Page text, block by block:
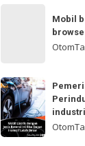
&
Sumber:
detikoto
“
browse
Mobil
Pemerintah
melalui
Kementerian
Perindustrian